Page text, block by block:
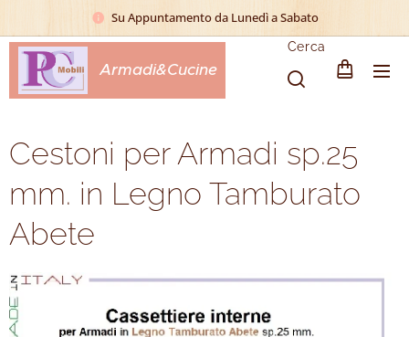
Su Appuntamento da Lunedì a Sabato
Armadi&Cucine
Cerca
Cestoni per Armadi sp.25
mm. in Legno Tamburato
Abete